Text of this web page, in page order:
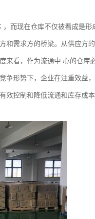
而现在仓库不仅被看成是形
和需求方的桥梁。从供应方
来看，作为流通中 心的仓库
争形势下，企业在注重效益
效控制和降低流通和库存成